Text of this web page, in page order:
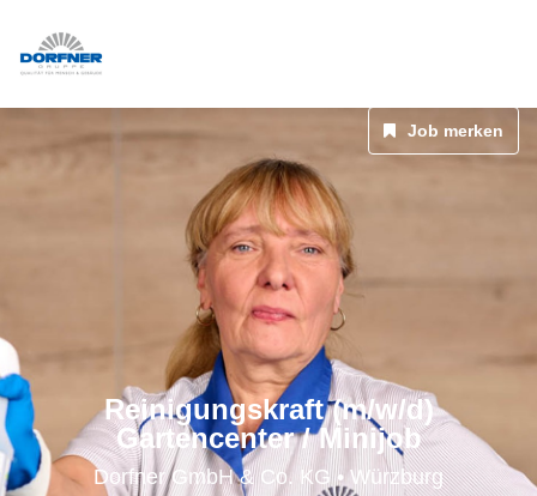
Reinigungskraft (m/w/d)
Gartencenter / Minijob
Dorfner GmbH & Co. KG • Würzburg
Job merken